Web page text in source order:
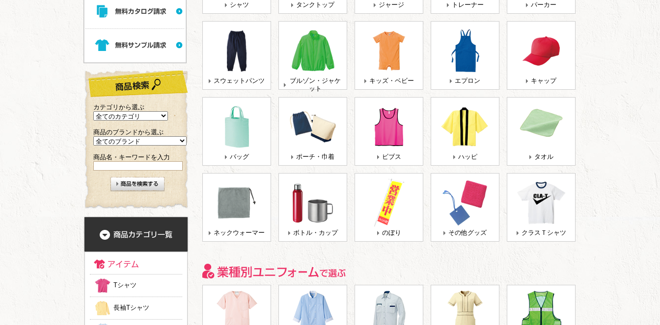
シャツ タンクトップ ジャージ トレーナー パーカー
スウェットパンツ
ブルゾン・ジャケ
ット
キッズ・ベビー エプロン キャップ
バッグ ポーチ・巾着 ビブス ハッピ タオル
ネックウォーマー ボトル・カップ のぼり その他グッズ クラスＴシャツ
カテゴリから選ぶ
商品のブランドから選ぶ
商品名・キーワードを入力
Tシャツ
長袖Tシャツ